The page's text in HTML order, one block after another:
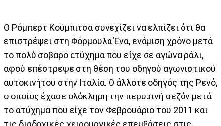
Ο Ρόμπερτ Κούμπιτσα συνεχίζει να ελπίζει ότι θα
επιστρέψει στη Φόρμουλα Ένα, ενάμιση χρόνο μετά
το πολύ σοβαρό ατύχημα που είχε σε αγώνα ράλι,
αφού επέστρεψε στη θέση του οδηγού αγωνιστικού
αυτοκινήτου στην Ιταλία. Ο άλλοτε οδηγός της Ρενό,
ο οποίος έχασε ολόκληρη την περυσινή σεζόν μετά
το ατύχημα που είχε τον Φεβρουάριο του 2011 και